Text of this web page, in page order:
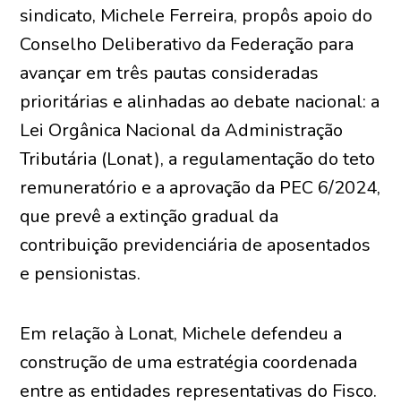
sindicato, Michele Ferreira, propôs apoio do
Conselho Deliberativo da Federação para
avançar em três pautas consideradas
prioritárias e alinhadas ao debate nacional: a
Lei Orgânica Nacional da Administração
Tributária (Lonat), a regulamentação do teto
remuneratório e a aprovação da PEC 6/2024,
que prevê a extinção gradual da
contribuição previdenciária de aposentados
e pensionistas.
Em relação à Lonat, Michele defendeu a
construção de uma estratégia coordenada
entre as entidades representativas do Fisco.